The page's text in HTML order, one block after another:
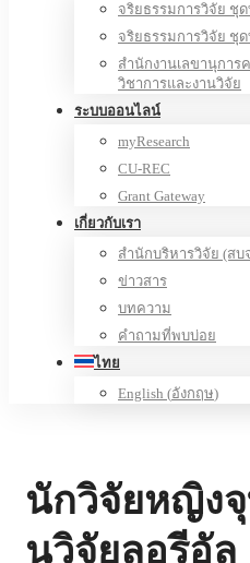
จริยธรรมการวิจัย ชุด
จริยธรรมการวิจัย ชุด
สำนักงานเลขานุการ
วิชาการและงานวิจัย
ระบบออนไลน์
myResearch
CU-REC
Grant Gateway
เกี่ยวกับเรา
สำนักบริหารวิจัย (สบ
ข่าวสาร
บทความ
คำถามที่พบบ่อย
ไทย
English (อังกฤษ)
นักวิจัยหญิง
นวิจัยลอรีอัล